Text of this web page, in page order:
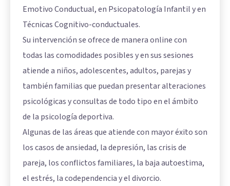
Emotivo Conductual, en Psicopatología Infantil y en
Técnicas Cognitivo-conductuales.
Su intervención se ofrece de manera online con
todas las comodidades posibles y en sus sesiones
atiende a niños, adolescentes, adultos, parejas y
también familias que puedan presentar alteraciones
psicológicas y consultas de todo tipo en el ámbito
de la psicología deportiva.
Algunas de las áreas que atiende con mayor éxito son
los casos de ansiedad, la depresión, las crisis de
pareja, los conflictos familiares, la baja autoestima,
el estrés, la codependencia y el divorcio.